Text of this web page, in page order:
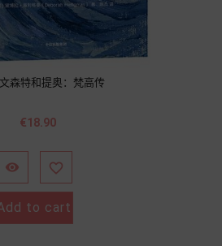
文森特和提奥：梵高传
價
€18.90
 
to cart